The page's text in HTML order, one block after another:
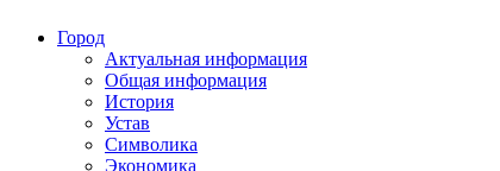
Город
Актуальная информация
Общая информация
История
Устав
Символика
Экономика